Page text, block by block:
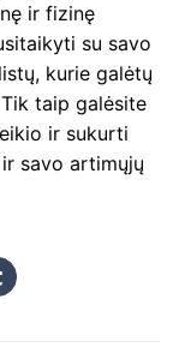
ir fizinę
su savo
kurie galėtų
taip galėsite
ir sukurti
savo artimųjų